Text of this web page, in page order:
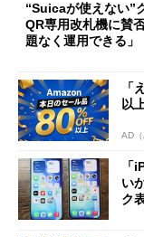
“Suicaが使えない”
QR専用改札機に賛
題なく運用できる」
「
以
AD（
「
い
ク